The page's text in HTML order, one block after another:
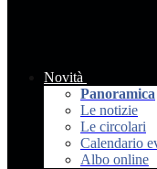
Novità
Panoramica
Le notizie
Le circolari
Calendario
Albo online